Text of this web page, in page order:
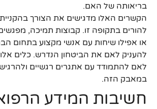
בריאותה של האם.
הקשרים האלו מדגישים את הצורך
להורים בתקופה זו. קבוצות תמיכה,
או אפילו שיחות עם אנשי מקצוע בתחום
להעניק לאם את הביטחון הנדרש. כלים אלו
לאם להתמודד עם אתגרים רגשיים
במאבק הזה.
חשיבות המידע